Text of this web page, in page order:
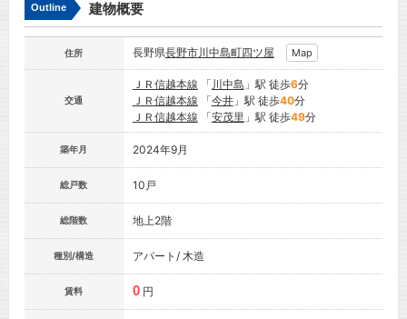
Outline 建物概要
住所 長野県長野市川中島町四ツ屋 Map
交通
ＪＲ信越本線 「 川中島 」駅 徒歩6分
ＪＲ信越本線 「今井」駅 徒歩40分
ＪＲ信越本線 「安茂里 」駅 徒歩49分
築年月 2024年9月
総戸数 10戸
総階数 地上2階
種別/構造 アパート/ 木造
賃料 0 円